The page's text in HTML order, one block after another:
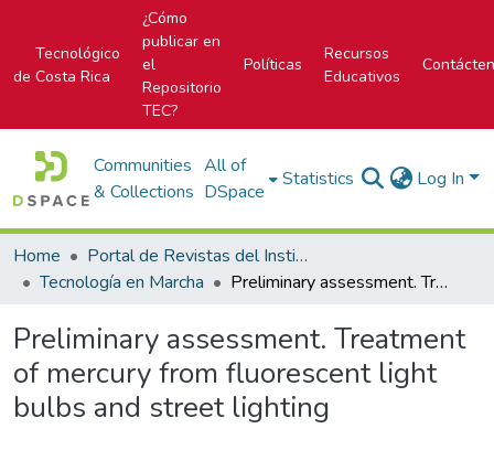
Tecnológico
de Costa Rica
¿Cómo
publicar en
el
Repositorio
TEC?
Políticas
Recursos
Educativos
Communities
& Collections
All of
DSpace
Statistics Log In
Home
Portal de Revistas del Instituto Tecnológico de Costa Rica
Tecnología en Marcha
Preliminary assessment. Treatment of mercury from fluorescent light bulbs and street lighting
Preliminary assessment. Treatment
of mercury from fluorescent light
bulbs and street lighting